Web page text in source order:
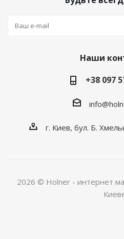
Наши
+38 097
г. Киев, бул. Б.
2026 © Holner - интернет